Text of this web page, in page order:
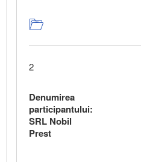
2
Denumirea
participantului:
SRL Nobil
Prest